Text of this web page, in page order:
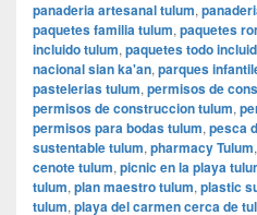
panaderia artesanal tulum,
paquetes familia tulum, paquetes
incluido tulum, paquetes todo
nacional sian ka'an, parques
pastelerias tulum, permisos de
permisos de construccion tulum,
permisos para bodas tulum, pesca
sustentable tulum, pharmacy Tulum,
cenote tulum, picnic en la playa
tulum, plan maestro tulum, plastic
tulum, playa del carmen cerca de